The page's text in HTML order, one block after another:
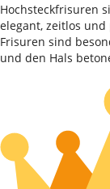
Hochsteckfrisuren
elegant, zeitlos
Frisuren sind
und den Hals